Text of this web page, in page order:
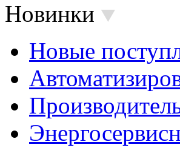
Новинки
Новые